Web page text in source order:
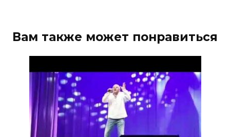
Вам также может понравиться